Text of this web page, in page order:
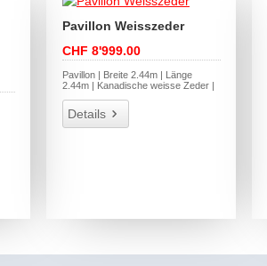
Pavillon Weisszeder
CHF 8'999.00
Pavillon | Breite 2.44m | Länge
2.44m | Kanadische weisse Zeder |
Details